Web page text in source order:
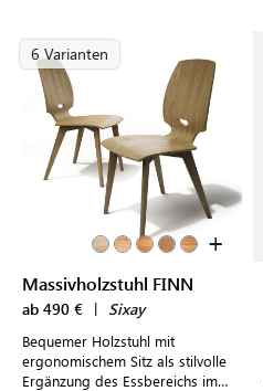
Arbeitszimmer
6 Varianten
+
Massivholzstuhl FINN
ab 490 € | Sixay
Bequemer Holzstuhl mit
ergonomischem Sitz als stilvolle
Ergänzung des Essbereichs im